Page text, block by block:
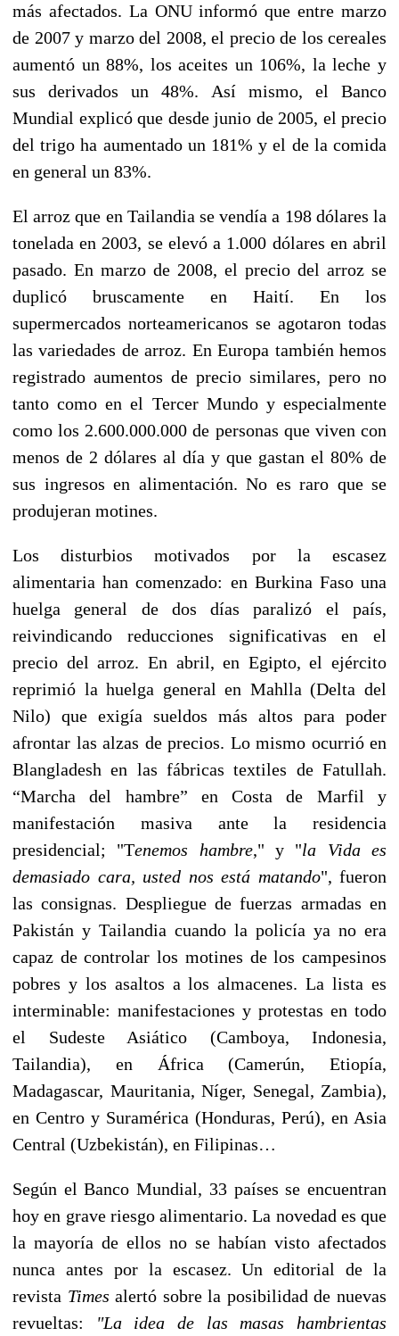
más afectados. La ONU informó que entre marzo
de 2007 y marzo del 2008, el precio de los cereales
aumentó un 88%, los aceites un 106%, la leche y
sus derivados un 48%. Así mismo, el Banco
Mundial explicó que desde junio de 2005, el precio
del trigo ha aumentado un 181% y el de la comida
en general un 83%.
El arroz que en Tailandia se vendía a 198 dólares la
tonelada en 2003, se elevó a 1.000 dólares en abril
pasado. En marzo de 2008, el precio del arroz se
duplicó bruscamente en Haití. En los
supermercados norteamericanos se agotaron todas
las variedades de arroz. En Europa también hemos
registrado aumentos de precio similares, pero no
tanto como en el Tercer Mundo y especialmente
como los 2.600.000.000 de personas que viven con
menos de 2 dólares al día y que gastan el 80% de
sus ingresos en alimentación. No es raro que se
produjeran motines.
Los disturbios motivados por la escasez
alimentaria han comenzado: en Burkina Faso una
huelga general de dos días paralizó el país,
reivindicando reducciones significativas en el
precio del arroz. En abril, en Egipto, el ejército
reprimió la huelga general en Mahlla (Delta del
Nilo) que exigía sueldos más altos para poder
afrontar las alzas de precios. Lo mismo ocurrió en
Blangladesh en las fábricas textiles de Fatullah.
“Marcha del hambre” en Costa de Marfil y
manifestación masiva ante la residencia
presidencial; "Tenemos hambre," y "la Vidaes
demasiado cara, usted nos está matando", fueron
las consignas. Despliegue de fuerzas armadas en
Pakistán y Tailandia cuando la policía ya no era
capaz de controlar los motines de los campesinos
pobres y los asaltos a los almacenes. La lista es
interminable: manifestaciones y protestas en todo
el Sudeste Asiático (Camboya, Indonesia,
Tailandia), en África (Camerún, Etiopía,
Madagascar, Mauritania, Níger, Senegal, Zambia),
en Centro y Suramérica (Honduras, Perú), en Asia
Central (Uzbekistán), en Filipinas…
Según el Banco Mundial, 33 países se encuentran
hoy en grave riesgo alimentario. La novedad es que
la mayoría de ellos no se habían visto afectados
nunca antes por la escasez. Un editorial de la
revista Times alertó sobre la posibilidad de nuevas
revueltas:
"La idea de las masas hambrientas